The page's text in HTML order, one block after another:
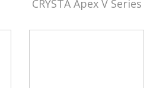
CRYSTA Apex V Series